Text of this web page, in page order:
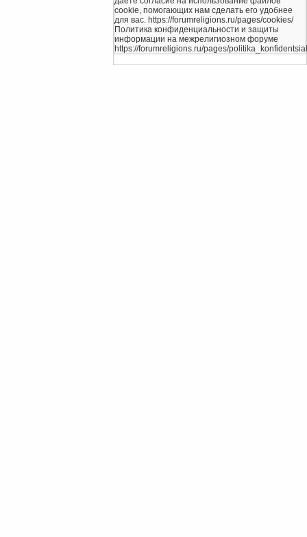
cookie, помогающих нам сделать его удобнее
для вас. https://forumreligions.ru/pages/cookies/
Политика конфиденциальности и защиты
информации на межрелигиозном форуме
https://forumreligions.ru/pages/